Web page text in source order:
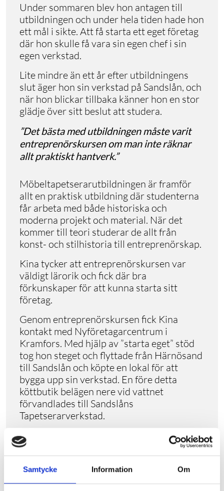
Samtycke Information Om
Under sommaren blev hon antagen till
utbildningen och under hela tiden hade hon
ett mål i sikte. Att få starta ett eget företag
där hon skulle få vara sin egen chef i sin
egen verkstad.
Lite mindre än ett år efter utbildningens
slut äger hon sin verkstad på Sandslån, och
när hon blickar tillbaka känner hon en stor
glädje över sitt beslut att studera.
”Det bästa med utbildningen måste varit
entreprenörskursen om man inte räknar
allt praktiskt hantverk.”
Möbeltapetserarutbildningen är framför
allt en praktisk utbildning där studenterna
får arbeta med både historiska och
moderna projekt och material. När det
kommer till teori studerar de allt från
konst- och stilhistoria till entreprenörskap.
Kina tycker att entreprenörskursen var
väldigt lärorik och fick där bra
förkunskaper för att kunna starta sitt
företag.
Genom entreprenörskursen fick Kina
kontakt med Nyföretagarcentrum i
Kramfors. Med hjälp av ”starta eget” stöd
tog hon steget och flyttade från Härnösand
till Sandslån och köpte en lokal för att
bygga upp sin verkstad. En före detta
köttbutik belägen nere vid vattnet
förvandlades till Sandslåns
Tapetserarverkstad.
Kina arbetar nu med allt från att klä om
möbler, renovera båtkapell till att sälja
presentartiklar, möbeltyger och
lädervårdsprodukter. Sedan uppstarten har
hon fått in mängder av arbeten och inte